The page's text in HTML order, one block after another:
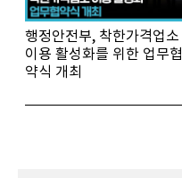
행정안전부, 착한가격업소
이용 활성화를 위한 업무협
약식 개최